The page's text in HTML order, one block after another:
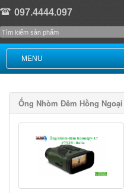
097.4444.097
MENU
Ống Nhòm Đêm Hồng Ngoại